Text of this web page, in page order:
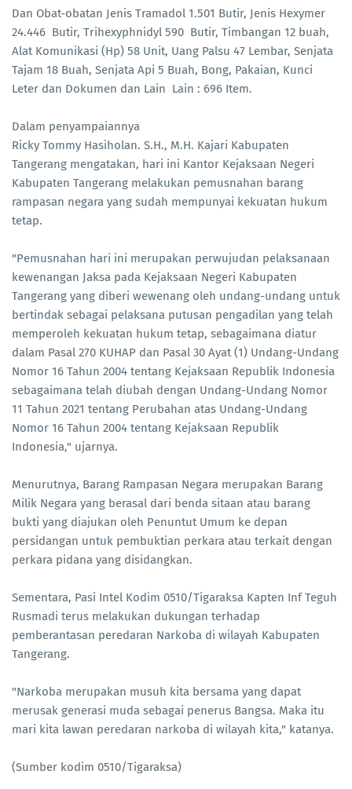
Dan Obat-obatan Jenis Tramadol 1.501 Butir, Jenis Hexymer
24.446 Butir, Trihexyphnidyl 590 Butir, Timbangan 12 buah,
Alat Komunikasi (Hp) 58 Unit, Uang Palsu 47 Lembar, Senjata
Tajam 18 Buah, Senjata Api 5 Buah, Bong, Pakaian, Kunci
Leter dan Dokumen dan Lain Lain : 696 Item.
Dalam penyampaiannya
Ricky Tommy Hasiholan. S.H., M.H. Kajari Kabupaten
Tangerang mengatakan, hari ini Kantor Kejaksaan Negeri
Kabupaten Tangerang melakukan pemusnahan barang
rampasan negara yang sudah mempunyai kekuatan hukum
tetap.
"Pemusnahan hari ini merupakan perwujudan pelaksanaan
kewenangan Jaksa pada Kejaksaan Negeri Kabupaten
Tangerang yang diberi wewenang oleh undang-undang untuk
bertindak sebagai pelaksana putusan pengadilan yang telah
memperoleh kekuatan hukum tetap, sebagaimana diatur
dalam Pasal 270 KUHAP dan Pasal 30 Ayat (1) Undang-Undang
Nomor 16 Tahun 2004 tentang Kejaksaan Republik Indonesia
sebagaimana telah diubah dengan Undang-Undang Nomor
11 Tahun 2021 tentang Perubahan atas Undang-Undang
Nomor 16 Tahun 2004 tentang Kejaksaan Republik
Indonesia," ujarnya.
Menurutnya, Barang Rampasan Negara merupakan Barang
Milik Negara yang berasal dari benda sitaan atau barang
bukti yang diajukan oleh Penuntut Umum ke depan
persidangan untuk pembuktian perkara atau terkait dengan
perkara pidana yang disidangkan.
Sementara, Pasi Intel Kodim 0510/Tigaraksa Kapten Inf Teguh
Rusmadi terus melakukan dukungan terhadap
pemberantasan peredaran Narkoba di wilayah Kabupaten
Tangerang.
"Narkoba merupakan musuh kita bersama yang dapat
merusak generasi muda sebagai penerus Bangsa. Maka itu
mari kita lawan peredaran narkoba di wilayah kita," katanya.
(Sumber kodim 0510/Tigaraksa)